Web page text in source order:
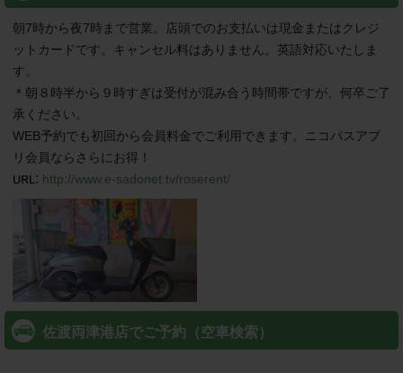
朝7時から夜7時まで営業。店頭でのお支払いは現金またはクレジ
ットカードです。キャンセル料はありません。英語対応いたしま
す。
＊朝８時半から９時すぎは受付が混み合う時間帯ですが、何卒ご了
承ください。
WEB予約でも初回から会員料金でご利用できます。ニコパスアプ
リ会員ならさらにお得！
: http://www.e-sadonet.tv/roserent/
佐渡両津港店でご予約（空車検索）